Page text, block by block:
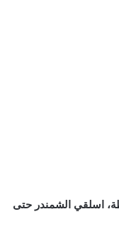
اسلقي الشمندر حتى